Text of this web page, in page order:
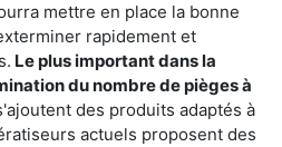
mettre en place la bonne
rapidement et
Le plus important dans la
du nombre de pièges à
des produits adaptés à
actuels proposent des